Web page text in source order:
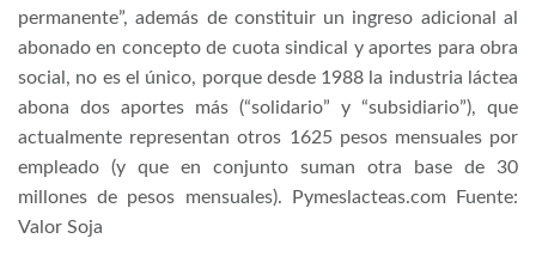
permanente”, además de constituir un ingreso adicional al
abonado en concepto de cuota sindical y aportes para obra
social, no es el único, porque desde 1988 la industria láctea
abona dos aportes más (“solidario” y “subsidiario”), que
actualmente representan otros 1625 pesos mensuales por
empleado (y que en conjunto suman otra base de 30
millones de pesos mensuales). Pymeslacteas.com Fuente:
Valor Soja